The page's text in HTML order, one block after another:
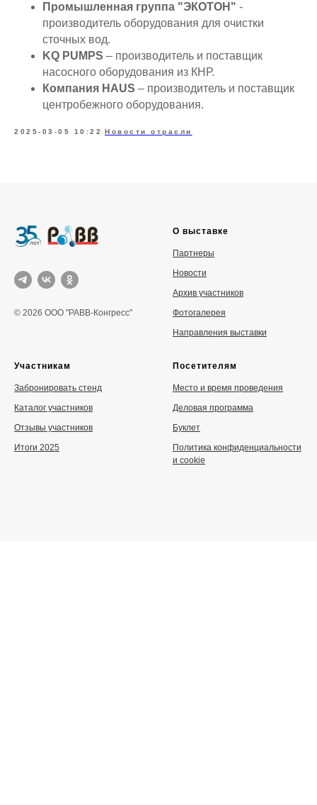
Промышленная группа "ЭКОТОН" -
производитель оборудования для очистки
сточных вод.
KQ PUMPS – производитель и поставщик
насосного оборудования из КНР.
Компания HAUS – производитель и поставщик
центробежного оборудования.
2025-03-05 10:22 Новости отрасли
© 2026 ООО "РАВВ-Конгресс"
О выставке
Партнеры
Новости
Архив участников
Фотогалерея
Направления выставки
Участникам
Забронировать стенд
Каталог участников
Отзывы участников
Итоги 2025
Посетителям
Место и время проведения
Деловая программа
Буклет
Политика конфиденциальности
и cookie